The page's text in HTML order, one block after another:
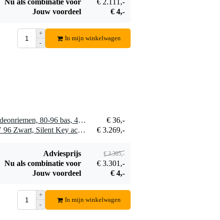
Nu als combinatie voor
€ 2.111,-
Jouw voordeel
€ 4,-
+
-
In mijn winkelwagen
1 x Boston 45-L-CS Accordeonriemen, 80-96 bas, 4.5cm breed, skai
€ 36,-
1 x Hohner Amica Forte IV 96 Zwart, Silent Key accordeon
€ 3.269,-
Adviesprijs € 3.305,-
Nu als combinatie voor
€ 3.301,-
Jouw voordeel
€ 4,-
+
-
In mijn winkelwagen